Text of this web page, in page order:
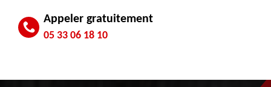
Appeler gratuitement
05 33 06 18 10